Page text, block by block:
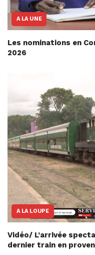
A LA UNE
Les nominations en
2026
A LA LOUPE
Vidéo/ L’arrivée
dernier train en